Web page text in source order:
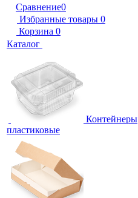
Сравнение0
Избранные товары 0
Корзина 0
Каталог
Контейнеры
пластиковые